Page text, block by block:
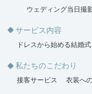
ウェディング当日撮
サービス内容
ドレスから始める結婚式
私たちのこだわり
接客サービス 衣装へ